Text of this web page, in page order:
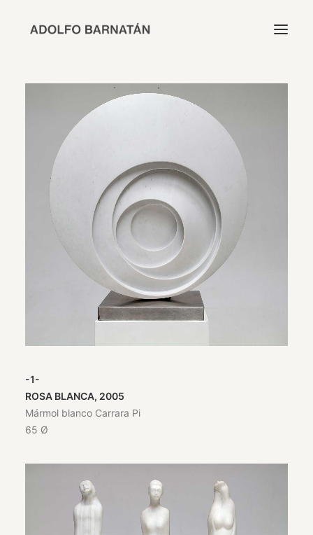
-1-
ROSA BLANCA, 2005
Mármol blanco Carrara Pi
65 Ø